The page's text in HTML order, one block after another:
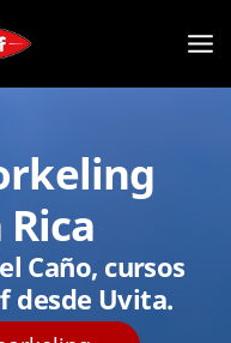
Caño, cursos
desde Uvita.